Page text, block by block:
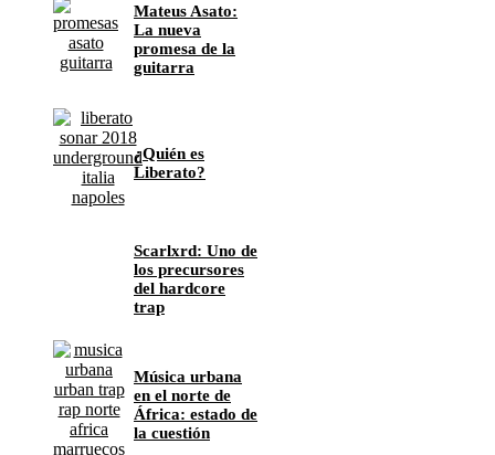
Mateus Asato:
La nueva
promesa de la
guitarra
¿Quién es
Liberato?
Scarlxrd: Uno de
los precursores
del hardcore
trap
Música urbana
en el norte de
África: estado de
la cuestión